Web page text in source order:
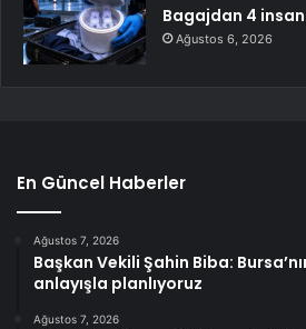
Bagajdan 4
Ağustos 6, 2026
En Güncel Haberler
Ağustos 7, 2026
Başkan Vekili Şahin Biba:
anlayışla planlıyoruz
Ağustos 7, 2026